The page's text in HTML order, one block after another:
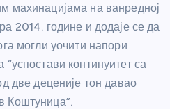
махинацијама на ванредној
2014. године и додаје се да
могли уочити напори
континуитет са
две деценије тон давао
Коштуница”.